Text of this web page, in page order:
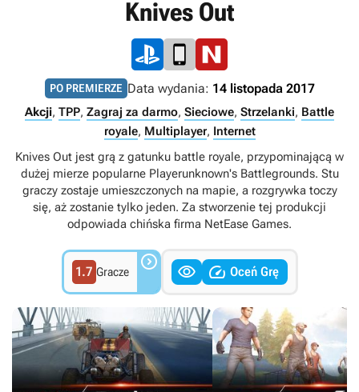
Knives Out
PO PREMIERZE Data wydania: 14 listopada 2017
Akcji, TPP, Zagraj za darmo, Sieciowe, Strzelanki, Battle
royale, Multiplayer, Internet
Knives Out jest grą z gatunku battle royale, przypominającą w
dużej mierze popularne Playerunknown's Battlegrounds. Stu
graczy zostaje umieszczonych na mapie, a rozgrywka toczy
się, aż zostanie tylko jeden. Za stworzenie tej produkcji
odpowiada chińska firma NetEase Games.
1.7 Gracze    Oceń Grę